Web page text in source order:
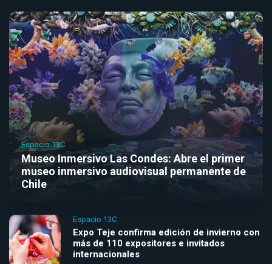
Espacio 13C
Museo Inmersivo Las Condes: Abre el primer
museo inmersivo audiovisual permanente de
Chile
Espacio 13C
Expo Teje confirma edición de invierno con
más de 110 expositores e invitados
internacionales